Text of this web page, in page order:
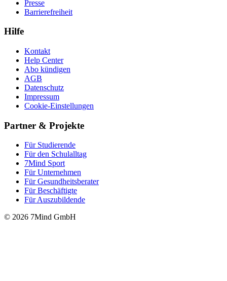
Presse
Barrierefreiheit
Hilfe
Kontakt
Help Center
Abo kündigen
AGB
Datenschutz
Impressum
Cookie-Einstellungen
Partner & Projekte
Für Stu­die­rende
Für den Schulalltag
7Mind Sport
Für Unter­neh­men
Für Gesund­heits­be­ra­ter
Für Beschäftigte
Für Auszubildende
© 2026 7Mind GmbH